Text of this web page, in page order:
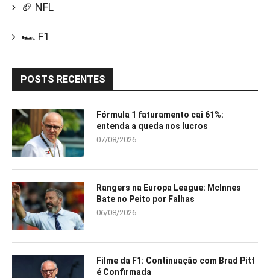
🏈 NFL
🏎️ F1
POSTS RECENTES
Fórmula 1 faturamento cai 61%:
entenda a queda nos lucros
07/08/2026
Rangers na Europa League: McInnes
Bate no Peito por Falhas
06/08/2026
Filme da F1: Continuação com Brad Pitt
é Confirmada